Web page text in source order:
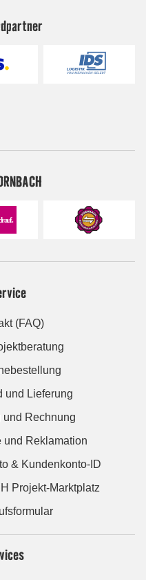
(FAQ)
und Lieferung
und Rechnung
und Reklamation
& Kundenkonto-ID
Projekt-Marktplatz